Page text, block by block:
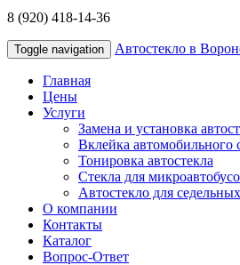
8 (920) 418-14-36
Toggle navigation Автостекло в
Главная
Цены
Услуги
Замена и установка
Вклейка автомобильного
Тонировка автостекла
Стекла для
Автостекло для
О компании
Контакты
Каталог
Вопрос-Ответ